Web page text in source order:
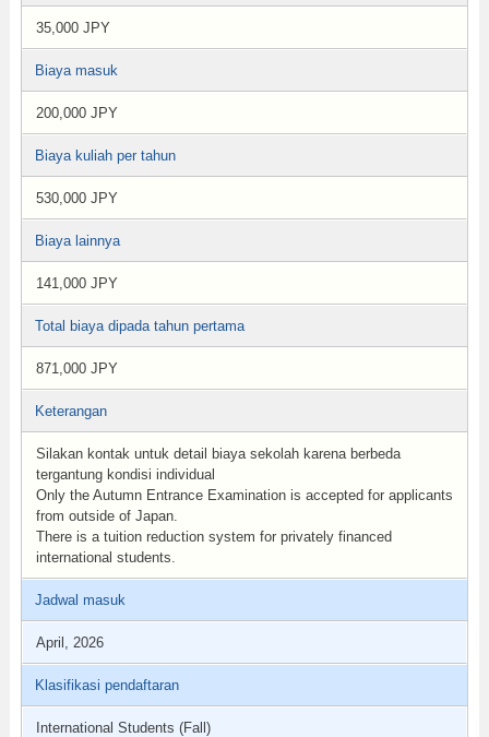
35,000 JPY
Biaya masuk
200,000 JPY
Biaya kuliah per tahun
530,000 JPY
Biaya lainnya
141,000 JPY
Total biaya dipada tahun pertama
871,000 JPY
Keterangan
Silakan kontak untuk detail biaya sekolah karena berbeda
tergantung kondisi individual
Only the Autumn Entrance Examination is accepted for applicants
from outside of Japan.
There is a tuition reduction system for privately financed
international students.
Jadwal masuk
April, 2026
Klasifikasi pendaftaran
International Students (Fall)